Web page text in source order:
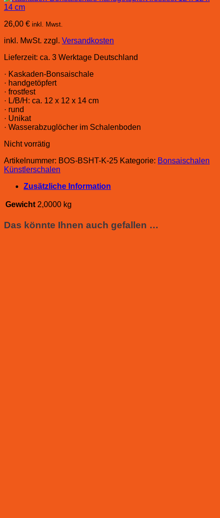
26,00 € inkl. Mwst.
inkl. MwSt. zzgl. Versandkosten
Lieferzeit: ca. 3 Werktage Deutschland
· Kaskaden-Bonsaischale
· handgetöpfert
· frostfest
· L/B/H: ca. 12 x 12 x 14 cm
· rund
· Unikat
· Wasserabzuglöcher im Schalenboden
Nicht vorrätig
Artikelnummer: BOS-BSHT-K-25 Kategorie: Bonsaischalen
Künstlerschalen
Zusätzliche Information
Gewicht 2,0000 kg
Das könnte Ihnen auch gefallen …